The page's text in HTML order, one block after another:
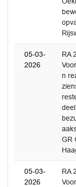
05-03-
2026
RA
n
deel
GR
05-03-
2026
RA